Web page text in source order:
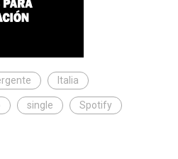
Italia
single Spotify